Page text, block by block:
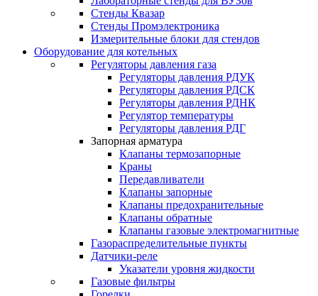
Стенды Квазар
Стенды Промэлектроника
Измерительные блоки для стендов
Оборудование для котельных
Регуляторы давления газа
Регуляторы давления РДУК
Регуляторы давления РДСК
Регуляторы давления РДНК
Регулятор температуры
Регуляторы давления РДГ
Запорная арматура
Клапаны термозапорные
Краны
Передавливатели
Клапаны запорные
Клапаны предохранительные
Клапаны обратные
Клапаны газовые электромагнитные
Газораспределительные пункты
Датчики-реле
Указатели уровня жидкости
Газовые фильтры